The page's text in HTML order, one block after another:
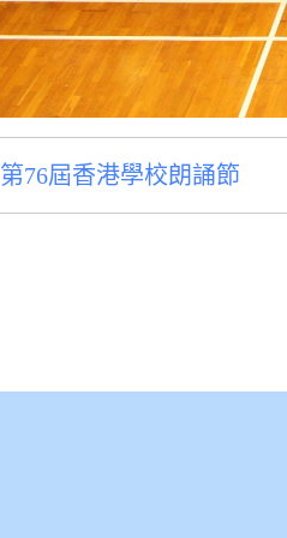
第76屆香港學校朗誦節